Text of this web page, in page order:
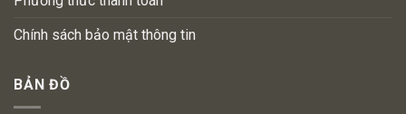
Chính sách bảo mật thông tin
BẢN ĐỒ